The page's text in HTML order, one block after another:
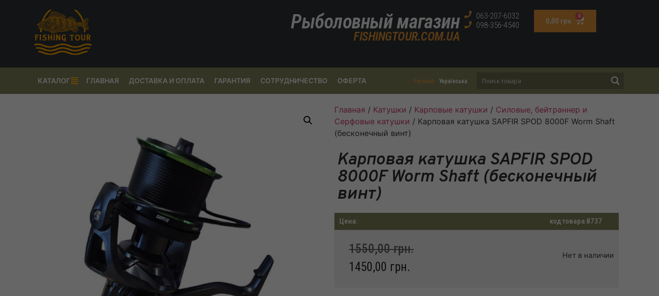
Рыболовный магазин
FISHINGTOUR.COM.UA
063-207-6032
098-356-4540
0,00 грн.
0
Русский Українська
КАТАЛОГ ГЛАВНАЯ ДОСТАВКА И ОПЛАТА ГАРАНТИЯ СОТРУДНИЧЕСТВО ОФЕРТА
Главная / Катушки / Карповые катушки / Силовые, бейтраннер и
Серфовые катушки / Карповая катушка SAPFIR SPOD 8000F Worm Shaft
(бесконечный винт)
Карповая катушка SAPFIR SPOD
8000F Worm Shaft (бесконечный
винт)
Цена: код товара:8737
1550,00грн.
1450,00 грн.
Нет в наличии